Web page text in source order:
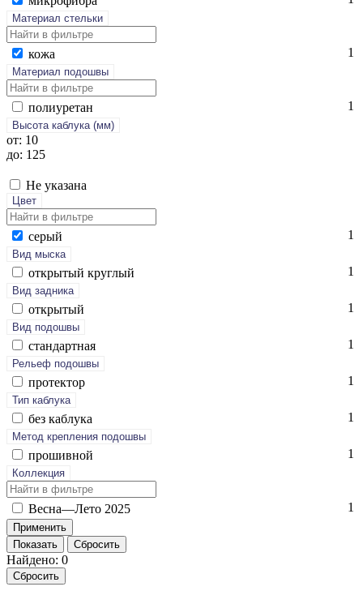
Материал стельки
ко­жа 1
Материал подошвы
по­ли­уре­тан 1
Высота каблука (мм)
от: 10
до: 125
Не указана
Цвет
се­рый 1
Вид мыска
отк­ры­тый круг­лый 1
Вид задника
отк­ры­тый 1
Вид подошвы
стан­дарт­ная 1
Рельеф подошвы
про­тек­тор 1
Тип каблука
без каб­лу­ка 1
Метод крепления подошвы
про­шив­ной 1
Коллекция
Вес­на—Ле­то 2025 1
Показать Сбросить
Найдено: 0
Сбросить